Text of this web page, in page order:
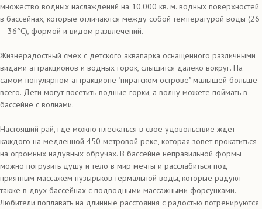
множество водных наслаждений на 10.000 кв. м. водных поверхностей
в бассейнах, которые отличаются между собой температурой воды (26
– 36°С), формой и видом развлечений.
Жизнерадостный смех с детского аквапарка оснащенного различными
видами аттракционов и водных горок, слышится далеко вокруг. На
самом популярном аттракционе "пиратском острове" малышей больше
всего. Дети могут посетить водные горки, а волну можете поймать в
бассейне с волнами.
Настоящий рай, где можно плескаться в свое удовольствие ждет
каждого на медленной 450 метровой реке, которая зовет прокатиться
на огромных надувных обручах. В бассейне неправильной формы
можно погрузить душу и тело в мир мечты и расслабиться под
приятным массажем пузырьков термальной воды, которые радуют
также в двух бассейнах с подводными массажными форсунками.
Любители поплавать на длинные расстояния с радостью потренируются